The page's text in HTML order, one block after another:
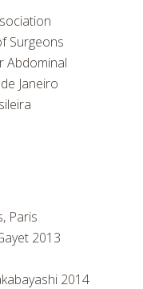
Surgeons
Abdominal
Janeiro
Paris
2013
2014